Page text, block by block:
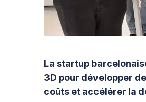
La startup
3D pour développer
coûts et accélérer la